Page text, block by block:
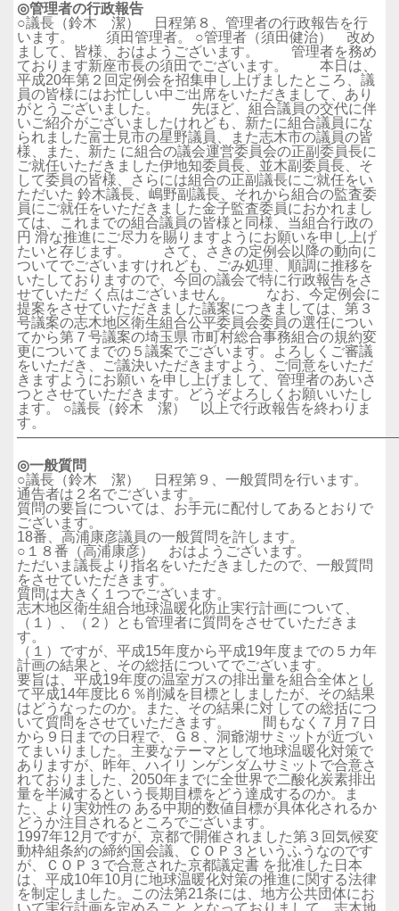
◎管理者の行政報告
○議長（鈴木 潔） 日程第８、管理者の行政報告を行
います。 須田管理者。 ○管理者（須田健治） 改め
まして、皆様、おはようございます。 管理者を務め
ております新座市長の須田でございます。 本日は、
平成20年第２回定例会を招集申し上げましたところ、議
員の皆様にはお忙しい中ご出席をいただきまして、あり
がとうございました。 先ほど、組合議員の交代に伴
いご紹介がございましたけれども、新たに組合議員にな
られました富士見市の星野議員、また志木市の議員の皆
様、また、新た に組合の議会運営委員会の正副委員長に
ご就任いただきました伊地知委員長、並木副委員長、そ
して委員の皆様、さらには組合の正副議長にご就任をい
ただいた 鈴木議長、嶋野副議長、それから組合の監査委
員にご就任をいただきました金子監査委員におかれまし
ては、これまでの組合議員の皆様と同様、当組合行政の
円 滑な推進にご尽力を賜りますようにお願いを申し上げ
たいと存じます。 さて、さきの定例会以降の動向に
ついてでございますけれども、ごみ処理、順調に推移を
いたしておりますので、今回の議会で特に行政報告をさ
せていただ く点はございません。 なお、今定例会に
提案をさせていただきました議案につきましては、第３
号議案の志木地区衛生組合公平委員会委員の選任につい
てから第７号議案の埼玉県 市町村総合事務組合の規約変
更についてまでの５議案でございます。よろしくご審議
をいただき、ご議決いただきますよう、ご同意をいただ
きますようにお願い を申し上げまして、管理者のあいさ
つとさせていただきます。どうぞよろしくお願いいたし
ます。 ○議長（鈴木 潔） 以上で行政報告を終わりま
す。
◎一般質問
○議長（鈴木 潔） 日程第９、一般質問を行います。
通告者は２名でございます。
質問の要旨については、お手元に配付してあるとおりで
ございます。
18番、高浦康彦議員の一般質問を許します。
○１８番（高浦康彦） おはようございます。
ただいま議長より指名をいただきましたので、一般質問
をさせていただきます。
質問は大きく１つでございます。
志木地区衛生組合地球温暖化防止実行計画について、
（１）、（２）とも管理者に質問をさせていただきま
す。
（１）ですが、平成15年度から平成19年度までの５カ年
計画の結果と、その総括についてでございます。
要旨は、平成19年度の温室ガスの排出量を組合全体とし
て平成14年度比６％削減を目標としましたが、その結果
はどうなったのか。また、その結果に対 しての総括につ
いて質問をさせていただきます。 間もなく７月７日
から９日までの日程で、Ｇ８、洞爺湖サミットが近づい
てまいりました。主要なテーマとして地球温暖化対策で
ありますが、昨年、ハイリ ンゲンダムサミットで合意さ
れておりました、2050年までに全世界で二酸化炭素排出
量を半減するという長期目標をどう達成するのか。ま
た、より実効性の ある中期的数値目標が具体化されるか
どうか注目されるところでございます。
1997年12月ですが、京都で開催されました第３回気候変
動枠組条約の締約国会議、ＣＯＰ３というふうなのです
が、ＣＯＰ３で合意された京都議定書 を批准した日本
は、平成10年10月に地球温暖化対策の推進に関する法律
を制定しました。この法第21条には、地方公共団体にお